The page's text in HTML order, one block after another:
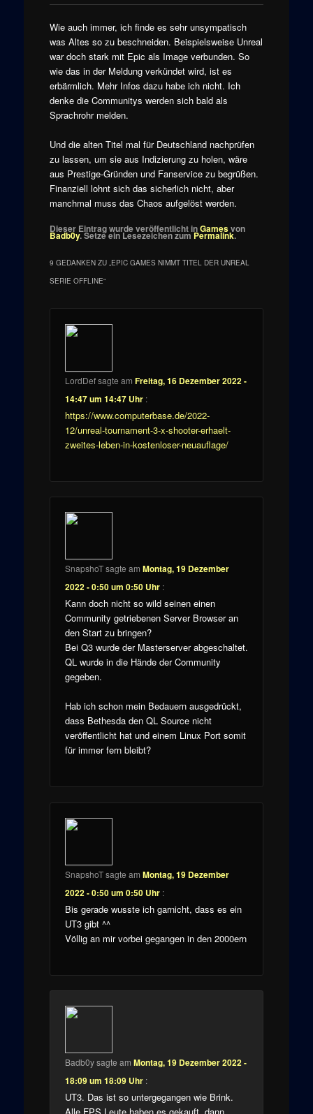
Wie auch immer, ich finde es sehr unsympatisch
was Altes so zu beschneiden. Beispielsweise Unreal
war doch stark mit Epic als Image verbunden. So
wie das in der Meldung verkündet wird, ist es
erbärmlich. Mehr Infos dazu habe ich nicht. Ich
denke die Communitys werden sich bald als
Sprachrohr melden.
Und die alten Titel mal für Deutschland nachprüfen
zu lassen, um sie aus Indizierung zu holen, wäre
aus Prestige-Gründen und Fanservice zu begrüßen.
Finanziell lohnt sich das sicherlich nicht, aber
manchmal muss das Chaos aufgelöst werden.
Dieser Eintrag wurde veröffentlicht inGamesvon
Badb0y. Setze ein Lesezeichen zumPermalink.
9 GEDANKEN ZU „EPIC GAMES NIMMT TITEL DER UNREAL
SERIE OFFLINE“
LordDefsagte am Freitag, 16 Dezember 2022 -
14:47 um 14:47 Uhr :
https://www.computerbase.de/2022-
12/unreal-tournament-3-x-shooter-erhaelt-
zweites-leben-in-kostenloser-neuauflage/
SnapshoTsagte am Montag, 19 Dezember
2022 - 0:50 um 0:50 Uhr :
Kann doch nicht so wild seinen einen
Community getriebenen Server Browser an
den Start zu bringen?
Bei Q3 wurde der Masterserver abgeschaltet.
QL wurde in die Hände der Community
gegeben.
Hab ich schon mein Bedauern ausgedrückt,
dass Bethesda den QL Source nicht
veröffentlicht hat und einem Linux Port somit
für immer fern bleibt?
SnapshoTsagte am Montag, 19 Dezember
2022 - 0:50 um 0:50 Uhr :
Bis gerade wusste ich garnicht, dass es ein
UT3 gibt ^^
Völlig an mir vorbei gegangen in den 2000ern
Badb0ysagte am Montag, 19 Dezember 2022 -
18:09 um 18:09 Uhr :
UT3. Das ist so untergegangen wie Brink.